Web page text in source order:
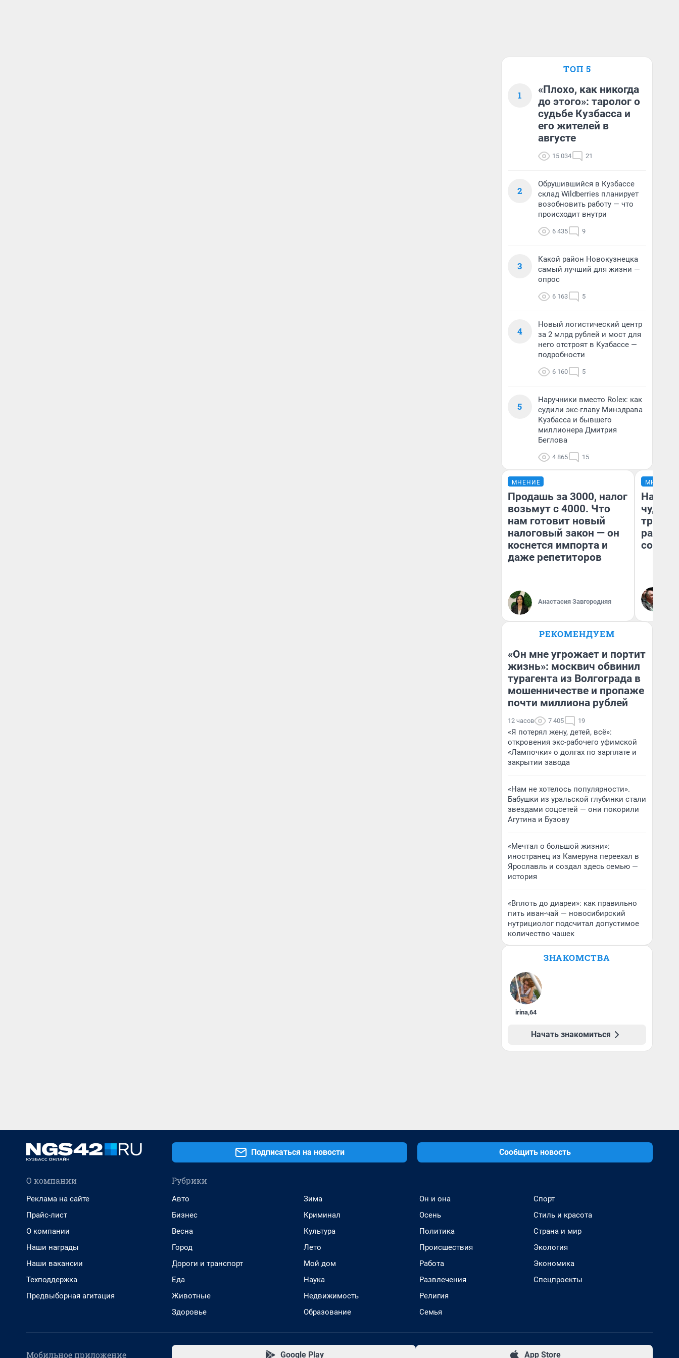
ТОП 5
1
«Плохо, как никогда
до этого»: таролог о
судьбе Кузбасса и
его жителей в
августе
15 034 21
2
Обрушившийся в Кузбассе
склад Wildberries планирует
возобновить работу — что
происходит внутри
6 435 9
3
Какой район Новокузнецка
самый лучший для жизни —
опрос
6 163 5
4
Новый логистический центр
за 2 млрд рублей и мост для
него отстроят в Кузбассе —
подробности
6 160 5
5
Наручники вместо Rolex: как
судили экс-главу Минздрава
Кузбасса и бывшего
миллионера Дмитрия
Беглова
4 865 15
МНЕНИЕ
Продашь за 3000, налог
возьмут с 4000. Что
нам готовит новый
налоговый закон — он
коснется импорта и
даже репетиторов
Анастасия Завгородняя
МНЕНИЕ
чудом
РЕКОМЕНДУЕМ
«Он мне угрожает и портит
жизнь»: москвич обвинил
турагента из Волгограда в
мошенничестве и пропаже
почти миллиона рублей
12 часов 7 405 19
«Я потерял жену, детей, всё»:
откровения экс-рабочего уфимской
«Лампочки» о долгах по зарплате и
закрытии завода
«Нам не хотелось популярности».
Бабушки из уральской глубинки стали
звездами соцсетей — они покорили
Агутина и Бузову
«Мечтал о большой жизни»:
иностранец из Камеруна переехал в
Ярославль и создал здесь семью —
история
«Вплоть до диареи»: как правильно
пить иван-чай — новосибирский
нутрициолог подсчитал допустимое
количество чашек
ЗНАКОМСТВА
irina,64
Начать знакомиться
Подписаться на новости Сообщить новость
О компании
Реклама на сайте
Прайс-лист
О компании
Наши награды
Наши вакансии
Техподдержка
Предвыборная агитация
Рубрики
Авто
Бизнес
Весна
Город
Дороги и транспорт
Еда
Животные
Здоровье
Зима
Криминал
Культура
Лето
Мой дом
Наука
Недвижимость
Образование
Он и она
Осень
Политика
Происшествия
Работа
Развлечения
Религия
Семья
Спорт
Стиль и красота
Страна и мир
Экология
Экономика
Спецпроекты
Мобильное приложение Google Play App Store